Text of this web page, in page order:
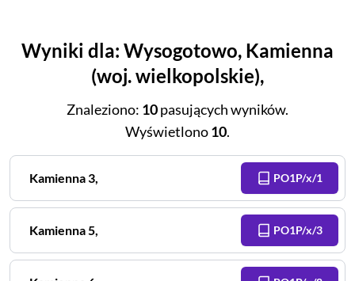
Wyniki dla: Wysogotowo, Kamienna
(woj.wielkopolskie),
Znaleziono: 10pasujących wyników.
Wyświetlono10.
Kamienna3, PO1P/x/1
Kamienna5, PO1P/x/3